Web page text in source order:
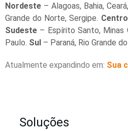
Nordeste – Alagoas, Bahia,
Grande do Norte, Sergipe.
Sudeste – Espírito Santo, Minas
Paulo. Sul – Paraná, Rio Grande
Atualmente expandindo em: Sua
Soluções